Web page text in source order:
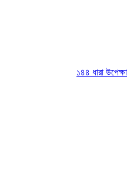
১৪৪ ধারা উপেক্ষা